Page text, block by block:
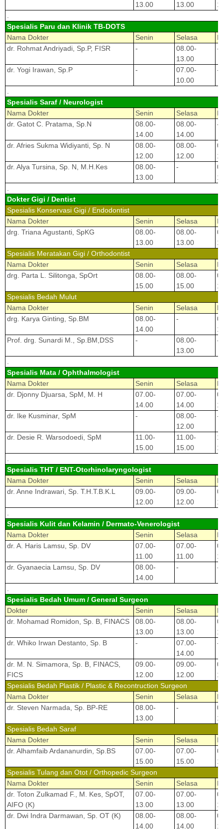
13.00
13.00
Spesialis Paru dan Klinik TB-DOTS
Nama Dokter
Senin Selasa
dr. Rohmat Andriyadi, Sp.P, FISR
-
08.00-
13.00
-
dr. Yogi Irawan, Sp.P -
07.00-
10.00
-
Spesialis Saraf / Neurologist
Nama Dokter
Senin Selasa
dr. Gatot C. Pratama, Sp.N
08.00-
14.00
08.00-
14.00
-
dr. Afries Sukma Widiyanti, Sp. N
08.00-
12.00
08.00-
12.00
dr. Alya Tursina, Sp. N, M.H.Kes
08.00-
13.00
-
Dokter Gigi / Dentist
Spesialis Konservasi Gigi / Endodontist
Nama Dokter
Senin Selasa
drg. Triana Agustanti, SpKG
08.00-
13.00
08.00-
13.00
Spesialis Meratakan Gigi / Orthodontist
Nama Dokter
Senin Selasa
drg. Parta L. Silitonga, SpOrt
08.00-
15.00
08.00-
15.00
Spesialis Bedah Mulut
Nama Dokter
Senin Selasa
drg. Karya Ginting, Sp.BM
08.00-
14.00
-
Prof. drg. Sunardi M., Sp.BM,DSS
-
08.00-
13.00
-
Spesialis Mata / Ophthalmologist
Nama Dokter
Senin Selasa
dr. Djonny Djuarsa, SpM, M. H
07.00-
14.00
07.00-
14.00
dr. Ike Kusminar, SpM
-
08.00-
12.00
-
dr. Desie R. Warsodoedi, SpM
11.00-
15.00
11.00-
15.00
Spesialis THT / ENT-Otorhinolaryngologist
Nama Dokter
Senin Selasa
dr. Anne Indrawari, Sp. T.H.T.B.K.L
09.00-
12.00
09.00-
12.00
Spesialis Kulit dan Kelamin / Dermato-Venerologist
Nama Dokter
Senin Selasa
dr. A. Haris Lamsu, Sp. DV
07.00-
11.00
07.00-
11.00
dr. Gyanaecia Lamsu, Sp. DV
08.00-
14.00
- -
Spesialis Bedah Umum / General Surgeon
Dokter
Senin Selasa
dr. Mohamad Romidon, Sp. B, FINACS
08.00-
13.00
08.00-
13.00
dr. Whiko Irwan Destanto, Sp. B
-
07.00-
14.00
-
dr. M. N. Simamora, Sp. B, FINACS,
FICS
09.00-
12.00
09.00-
12.00
Spesialis Bedah Plastik / Plastic & Recontruction Surgeon
Nama Dokter
Senin Selasa
dr. Steven Narmada, Sp. BP-RE
08.00-
13.00
-
Spesialis Bedah Saraf
Nama Dokter
Senin Selasa
dr. Alhamfaib Ardananurdin, Sp.BS
07.00-
15.00
07.00-
15.00
Spesialis Tulang dan Otot / Orthopedic Surgeon
Nama Dokter
Senin Selasa
dr. Toton Zulkamad F., M. Kes, SpOT,
AIFO (K)
07.00-
13.00
07.00-
13.00
dr. Dwi Indra Darmawan, Sp. OT (K)
08.00-
14.00
08.00-
14.00